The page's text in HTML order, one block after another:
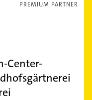
PREMIUM PARTNER
Center-